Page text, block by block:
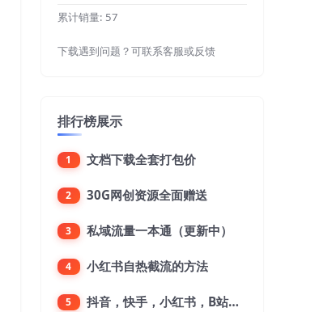
累计销量: 57
下载遇到问题？可联系客服或反馈
排行榜展示
1 文档下载全套打包价
2 30G网创资源全面赠送
3 私域流量一本通（更新中）
4 小红书自热截流的方法
5 抖音，快手，小红书，B站，微博，微信公众号，微信视频号。每一个平台，都是不一样的机会，对应不一样的赚钱思路